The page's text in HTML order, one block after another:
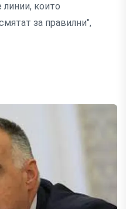
които
за правилни",